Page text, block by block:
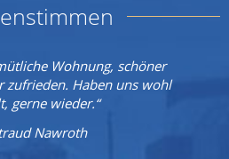
Wohnung, schöner
zufrieden. Haben uns wohl
gerne wieder.“
Nawroth